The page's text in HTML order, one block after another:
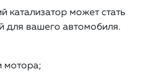
катализатор может стать
для вашего автомобиля.
мотора;